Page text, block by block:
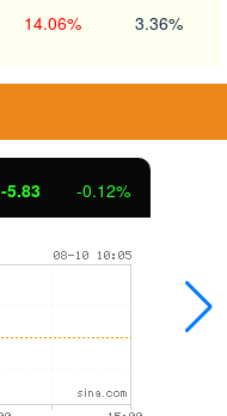
14.06% 3.36%
-5.83 -0.12%